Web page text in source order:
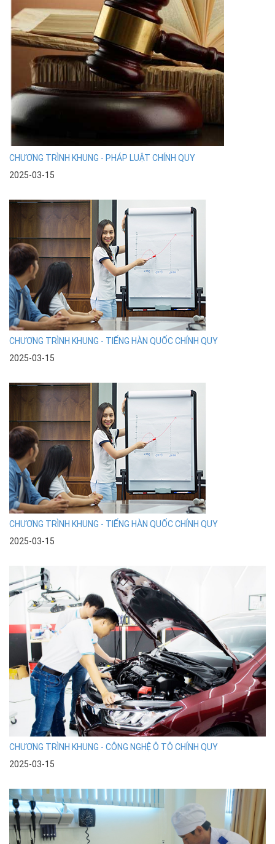
CHƯƠNG TRÌNH KHUNG - PHÁP LUẬT CHÍNH QUY
2025-03-15
CHƯƠNG TRÌNH KHUNG - TIẾNG HÀN QUỐC CHÍNH QUY
2025-03-15
CHƯƠNG TRÌNH KHUNG - TIẾNG HÀN QUỐC CHÍNH QUY
2025-03-15
CHƯƠNG TRÌNH KHUNG - CÔNG NGHỆ Ô TÔ CHÍNH QUY
2025-03-15